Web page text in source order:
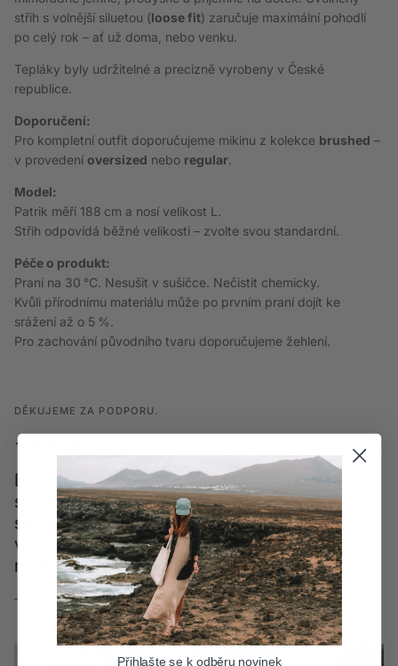
střih s volnější siluetou (loose fit) zaručuje maximální pohodlí
po celý rok – ať už doma, nebo venku.
Tepláky byly udržitelné a precizně vyrobeny v České
republice.
Doporučení:
Pro kompletní outfit doporučujeme mikinu z kolekce brushed –
v provedení oversized nebo regular.
Model:
Patrik měří 188 cm a nosí velikost L.
Střih odpovídá běžné velikosti – zvolte svou standardní.
Péče o produkt:
Praní na 30 °C. Nesušit v sušičce. Nečistit chemicky.
Kvůli přírodnímu materiálu může po prvním praní dojít ke
srážení až o 5 %.
Pro zachování původního tvaru doporučujeme žehlení.
DĚKUJEME ZA PODPORU.
Elka znám z eshopu, kde byl přistup vždy
skvělý. To stejné platí na prodejně - milá
slečna, krásné prostory. Chtěla jsem fyzicky
vidět produkty, abych si vyzkoušela různé
materiály, jak mi sedí. Doporučuji.
— Tereza
Přihlašte se k odběru novinek